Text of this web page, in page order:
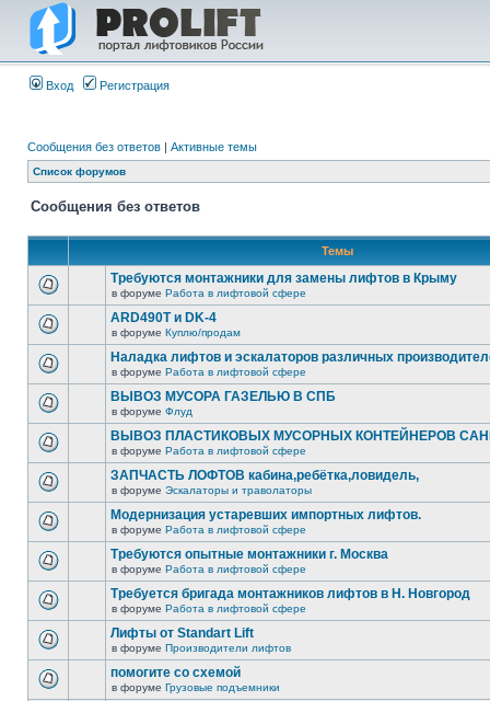
Вход Регистрация
Сообщения без ответов | Активные темы
Список форумов
Сообщения без ответов
Темы
Требуются монтажники для замены лифтов в Крыму
в форуме Работа в лифтовой сфере
ARD490T и DK-4
в форуме Куплю/продам
Наладка лифтов и эскалаторов различных
в форуме Работа в лифтовой сфере
ВЫВОЗ МУСОРА ГАЗЕЛЬЮ В СПБ
в форуме Флуд
ВЫВОЗ ПЛАСТИКОВЫХ МУСОРНЫХ КОНТЕЙНЕРОВ
в форуме Работа в лифтовой сфере
ЗАПЧАСТЬ ЛОФТОВ кабина,ребётка,ловидель,
в форуме Эскалаторы и траволаторы
Модернизация устаревших импортных лифтов.
в форуме Работа в лифтовой сфере
Требуются опытные монтажники г. Москва
в форуме Работа в лифтовой сфере
Требуется бригада монтажников лифтов в Н. Новгород
в форуме Работа в лифтовой сфере
Лифты от Standart Lift
в форуме Производители лифтов
помогите со схемой
в форуме Грузовые подъемники